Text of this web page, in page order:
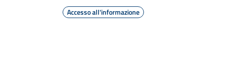
Accesso all'informazione